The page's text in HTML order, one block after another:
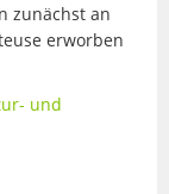
zunächst an
erworben
und